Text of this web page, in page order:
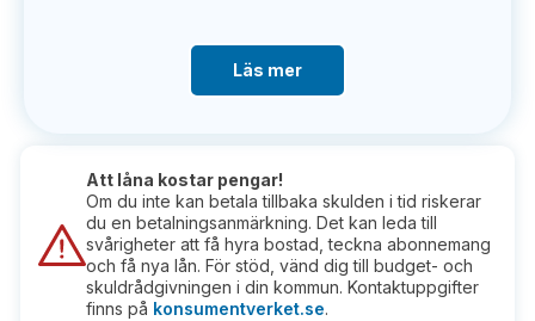
Läs mer
Att låna kostar pengar!
Om du inte kan betala tillbaka skulden i tid riskerar
du en betalningsanmärkning. Det kan leda till
svårigheter att få hyra bostad, teckna abonnemang
och få nya lån. För stöd, vänd dig till budget- och
skuldrådgivningen i din kommun. Kontaktuppgifter
finns på konsumentverket.se.